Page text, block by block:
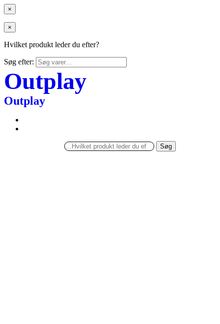
×
×
Hvilket produkt leder du efter?
Søg efter:
Outplay
Outplay
Søg